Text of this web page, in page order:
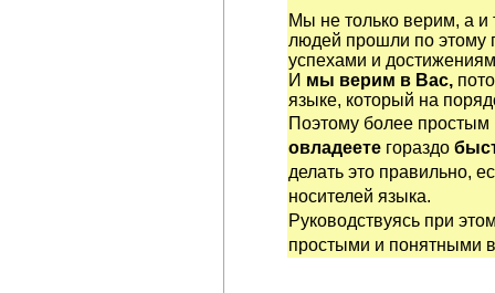
Мы не только верим, а и
людей прошли по этому
успехами и
И мы верим в Вас,
языке, который на
Поэтому более
овладеете гораздо
делать это правильно,
носителей языка.
Руководствуясь при
простыми и понятными